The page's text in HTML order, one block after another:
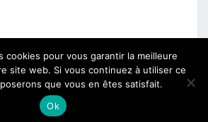
parWordPress
cookies pour vous garantir la meilleure
site web. Si vous continuez à utiliser ce
que vous en êtes satisfait.
Ok